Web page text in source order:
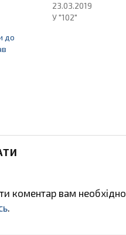
23.03.2019
У "102"
до
коментар вам необхідно
.